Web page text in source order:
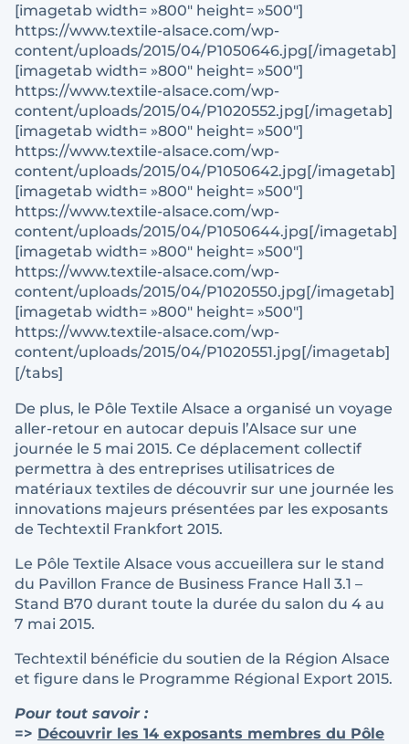
[imagetab width= »800″ height= »500″]
https://www.textile-alsace.com/wp-
content/uploads/2015/04/P1050646.jpg[/imagetab]
[imagetab width= »800″ height= »500″]
https://www.textile-alsace.com/wp-
content/uploads/2015/04/P1020552.jpg[/imagetab]
[imagetab width= »800″ height= »500″]
https://www.textile-alsace.com/wp-
content/uploads/2015/04/P1050642.jpg[/imagetab]
[imagetab width= »800″ height= »500″]
https://www.textile-alsace.com/wp-
content/uploads/2015/04/P1050644.jpg[/imagetab]
[imagetab width= »800″ height= »500″]
https://www.textile-alsace.com/wp-
content/uploads/2015/04/P1020550.jpg[/imagetab]
[imagetab width= »800″ height= »500″]
https://www.textile-alsace.com/wp-
content/uploads/2015/04/P1020551.jpg[/imagetab]
[/tabs]
De plus, le Pôle Textile Alsace a organisé un voyage
aller-retour en autocar depuis l’Alsace sur une
journée le 5 mai 2015. Ce déplacement collectif
permettra à des entreprises utilisatrices de
matériaux textiles de découvrir sur une journée les
innovations majeurs présentées par les exposants
de Techtextil Frankfort 2015.
Le Pôle Textile Alsace vous accueillera sur le stand
du Pavillon France de Business France Hall 3.1 –
Stand B70 durant toute la durée du salon du 4 au
7 mai 2015.
Techtextil bénéficie du soutien de la Région Alsace
et figure dans le Programme Régional Export 2015.
Pour tout savoir :
=> Découvrir les 14 exposants membres du Pôle